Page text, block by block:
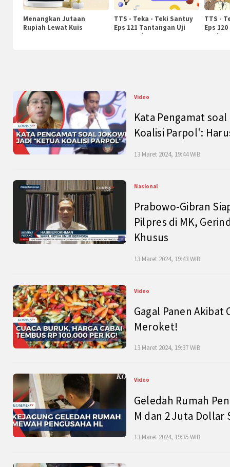
Menangkan Jutaan
Rupiah Lewat Kuis
TTS - Teka - Teki Santuy
Eps 121 Tantangan Uji
Pengetahuan
TTS -
Eps
Video
Kata Pengamat
Koalisi Parpol':
13 Maret 2024, 19:44 WIB
Nasional
Prabowo-Gibran
Pilpres di MK,
Khusus
13 Maret 2024, 19:43 WIB
Video
Gagal Panen Akibat
Meroket!
13 Maret 2024, 19:37 WIB
Video
Geledah Rumah
M dan 2 Juta Dollar
13 Maret 2024, 19:35 WIB